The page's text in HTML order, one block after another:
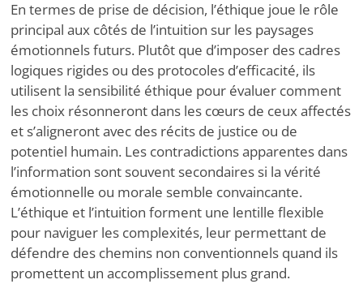
En termes de prise de décision, l’éthique joue le rôle
principal aux côtés de l’intuition sur les paysages
émotionnels futurs. Plutôt que d’imposer des cadres
logiques rigides ou des protocoles d’efficacité, ils
utilisent la sensibilité éthique pour évaluer comment
les choix résonneront dans les cœurs de ceux affectés
et s’aligneront avec des récits de justice ou de
potentiel humain. Les contradictions apparentes dans
l’information sont souvent secondaires si la vérité
émotionnelle ou morale semble convaincante.
L’éthique et l’intuition forment une lentille flexible
pour naviguer les complexités, leur permettant de
défendre des chemins non conventionnels quand ils
promettent un accomplissement plus grand.